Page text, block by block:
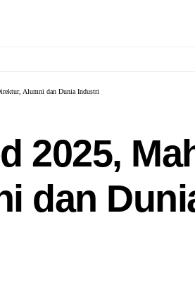
Alumni dan Dunia Industri
2025,
dan